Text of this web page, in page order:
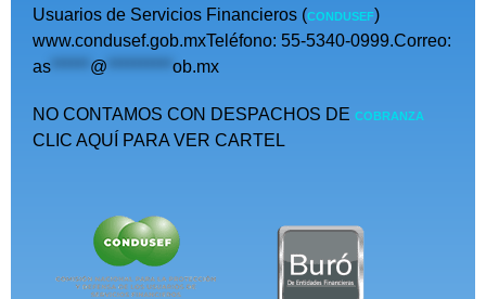
Usuarios de Servicios Financieros (CONDUSEF)
www.condusef.gob.mxTeléfono: 55-5340-0999.Correo:
as ****** @ ********** ob.mx
NO CONTAMOS CON DESPACHOS DE COBRANZA
CLIC AQUÍ PARA VER CARTEL